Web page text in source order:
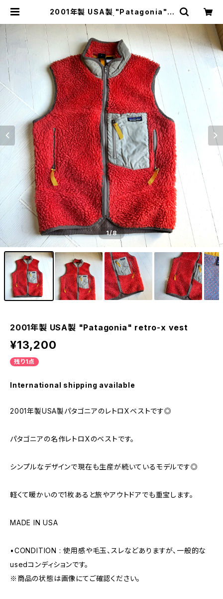
2001年製 USA製 "Patagonia" r
1/8
2001年製 USA製 "Patagonia" retro-x vest
¥13,200
残り1点
International shipping available
2001年製USA製パタゴニアのレトロXベストです◎
パタゴニアの名作レトロXのベストです。
シンプルなデザインで現在も生産が続いているモデルです◎
軽くて暖かいので1枚あると旅やアウトドアでも重宝します。
MADE IN USA
•CONDITION : 使用感や毛玉、スレなどありますが、一般的な
usedコンディションです。
※商品の状態は画像にてご確認ください。